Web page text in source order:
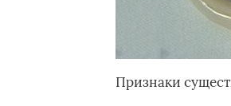
Признаки